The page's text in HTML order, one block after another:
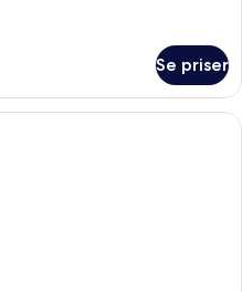
Se priser
Sengetøy av topp kvalitet,